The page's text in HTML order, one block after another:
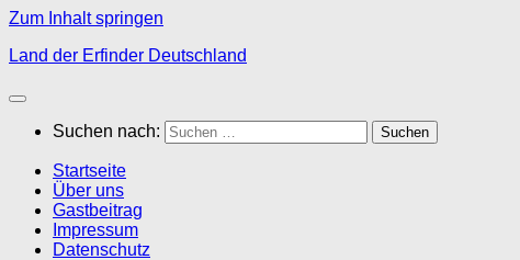
Zum Inhalt springen
Land der Erfinder Deutschland
Suchen nach:
Startseite
Über uns
Gastbeitrag
Impressum
Datenschutz